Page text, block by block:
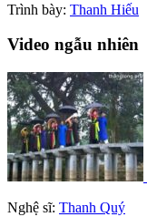
Trình bày: Thanh Hiếu
Video ngẫu nhiên
Nghệ sĩ: Thanh Quý